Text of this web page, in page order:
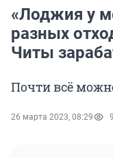
«Лоджия у
разных
Читы
Почти всё
26 марта 2023, 08:29